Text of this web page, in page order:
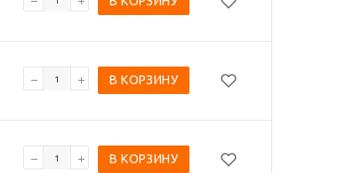
В КОРЗИНУ
В КОРЗИНУ